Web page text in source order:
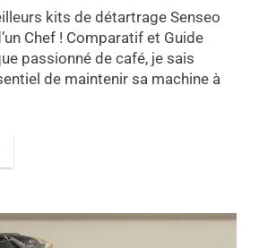
kits de détartrage Senseo
Chef ! Comparatif et Guide
passionné de café, je sais
de maintenir sa machine à